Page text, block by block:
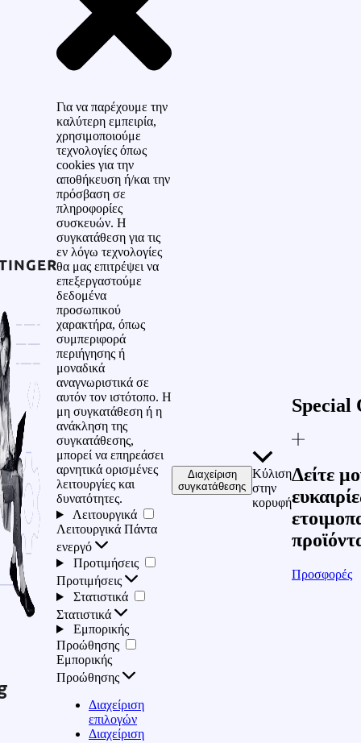
Για να παρέχουμε την
καλύτερη εμπειρία,
χρησιμοποιούμε
τεχνολογίες όπως
cookies για την
αποθήκευση ή/και την
πρόσβαση σε
πληροφορίες
συσκευών. Η
συγκατάθεση για τις
εν λόγω τεχνολογίες
θα μας επιτρέψει να
επεξεργαστούμε
δεδομένα
προσωπικού
χαρακτήρα, όπως
συμπεριφορά
περιήγησης ή
μοναδικά
αναγνωριστικά σε
αυτόν τον ιστότοπο. Η
μη συγκατάθεση ή η
ανάκληση της
συγκατάθεσης,
μπορεί να επηρεάσει
αρνητικά ορισμένες
λειτουργίες και
δυνατότητες.
Λειτουργικά
Λειτουργικά Πάντα
ενεργό
Προτιμήσεις
Προτιμήσεις
Στατιστικά
Στατιστικά
Εμπορικής
Προώθησης
Εμπορικής
Προώθησης
Διαχείριση
επιλογών
Διαχείριση
Διαχείριση
συγκατάθεσης
Κύλιση
στην
κορυφή
Special
Δείτε
Προσφορές